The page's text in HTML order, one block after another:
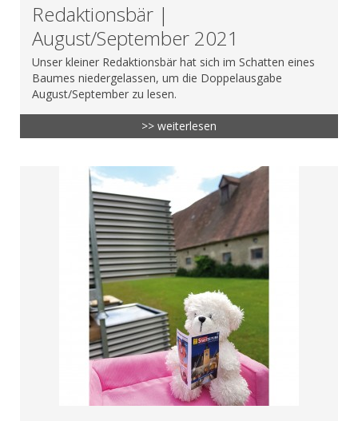
Redaktionsbär |
August/September 2021
Unser kleiner Redaktionsbär hat sich im Schatten eines
Baumes niedergelassen, um die Doppelausgabe
August/September zu lesen.
>> weiterlesen